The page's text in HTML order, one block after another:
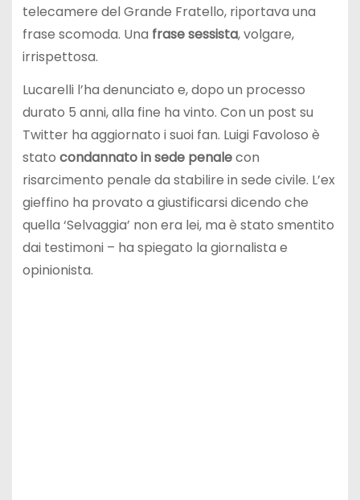
telecamere del Grande Fratello, riportava una
frase scomoda. Una frase sessista, volgare,
irrispettosa.
Lucarelli l’ha denunciato e, dopo un processo
durato 5 anni, alla fine ha vinto. Con un post su
Twitter ha aggiornato i suoi fan. Luigi Favoloso è
stato condannato in sede penalecon
risarcimento penale da stabilire in sede civile. L’ex
gieffino ha provato a giustificarsi dicendo che
quella ‘Selvaggia’ non era lei, ma è stato smentito
dai testimoni – ha spiegato la giornalista e
opinionista.